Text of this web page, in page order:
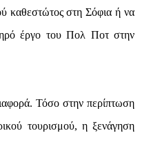
καθεστώτος στη Σόφια ή να
έργο του Πολ Ποτ στην
Τόσο στην περίπτωση
τουρισμού, η ξενάγηση